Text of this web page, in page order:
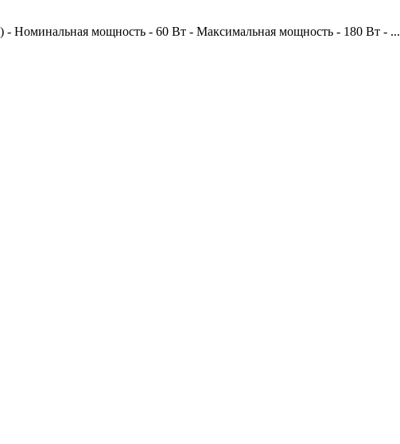
Номинальная мощность - 60 Вт - Максимальная мощность - 180 Вт - ...